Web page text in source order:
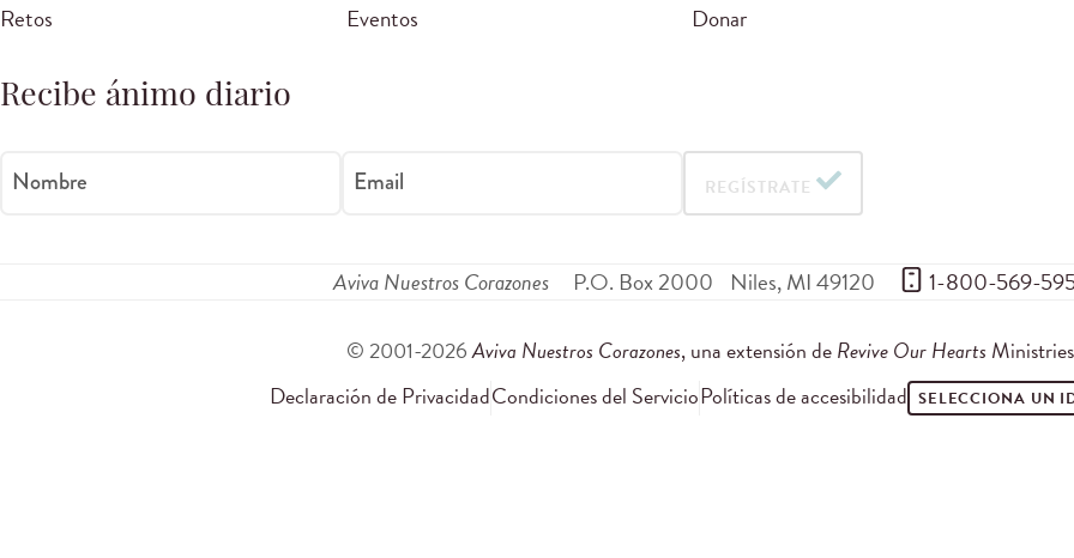
Retos
Eventos
Donar
Recibe ánimo diario
Nombre Email REGÍSTRATE
Aviva Nuestros Corazones P.O. Box 2000 Niles,MI49120 1-800-569-
© 2001-2026Aviva Nuestros Corazones, una extensión deRevive Our Hearts Ministries
Declaración de PrivacidadCondiciones del ServicioPolíticas de accesibilidad SELECCIONA UN